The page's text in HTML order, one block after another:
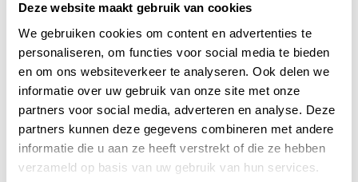
Deze website maakt gebruik van cookies
We gebruiken cookies om content en advertenties te
personaliseren, om functies voor social media te bieden
en om ons websiteverkeer te analyseren. Ook delen we
informatie over uw gebruik van onze site met onze
partners voor social media, adverteren en analyse. Deze
partners kunnen deze gegevens combineren met andere
informatie die u aan ze heeft verstrekt of die ze hebben
verzameld op basis van uw gebruik van hun services.
Levertoestand
Gemonteerd
Garantie
2 jaar
Lichtbron in- exclusief
Exclusief
Materiaal
Metaal
Max Wattage
35W
Aantal lichtpunten
1
Beveiligingsklasse IP
IP20 Stofdicht
Fitting
GU10
Hoogspanning 220/230V